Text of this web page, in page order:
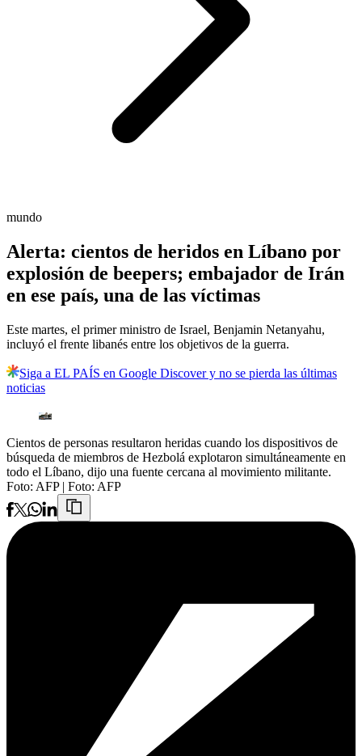
mundo
Alerta: cientos de heridos en Líbano por
explosión de beepers; embajador de Irán
en ese país, una de las víctimas
Este martes, el primer ministro de Israel, Benjamin Netanyahu,
incluyó el frente libanés entre los objetivos de la guerra.
Siga a EL PAÍS en Google Discover y no se pierda las últimas
noticias
Cientos de personas resultaron heridas cuando los dispositivos de
búsqueda de miembros de Hezbolá explotaron simultáneamente en
todo el Líbano, dijo una fuente cercana al movimiento militante.
Foto: AFP | Foto: AFP